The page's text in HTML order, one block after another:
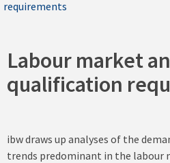
requirements
Labour market
qualification
ibw draws up analyses of the
trends predominant in the labour